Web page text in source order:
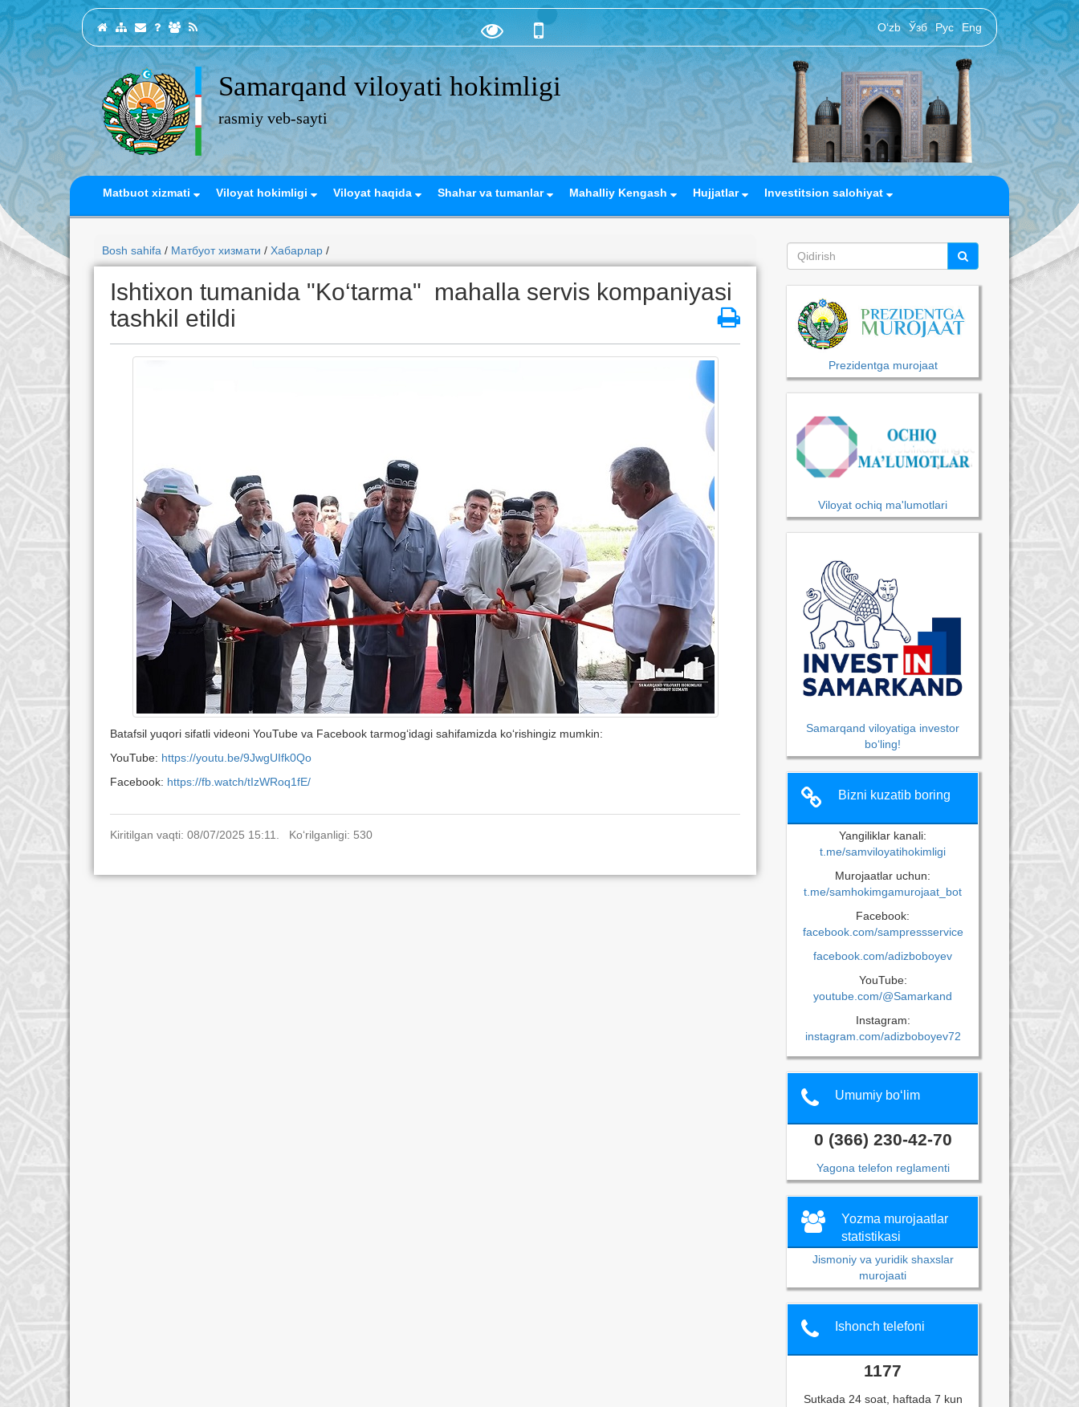
O‘zb Ўзб Рус Eng
Samarqand viloyati hokimligi
rasmiy veb-sayti
Matbuot xizmati Viloyat hokimligi Viloyat haqida Shahar va tumanlar Mahalliy Kengash Hujjatlar Investitsion salohiyat
Bosh sahifa / Матбуот хизмати / Хабарлар /
Ishtixon tumanida "Ko‘tarma" mahalla servis kompaniyasi
tashkil etildi
Batafsil yuqori sifatli videoni YouTube va Facebook tarmog‘idagi sahifamizda ko‘rishingiz mumkin:
YouTube: https://youtu.be/9JwgUIfk0Qo
Facebook: https://fb.watch/tIzWRoq1fE/
Kiritilgan vaqti: 08/07/2025 15:11. Ko‘rilganligi: 530
Prezidentga murojaat
Viloyat ochiq ma'lumotlari
Samarqand viloyatiga investor
bo‘ling!
Bizni kuzatib boring
Yangiliklar kanali:
t.me/samviloyatihokimligi
Murojaatlar uchun:
t.me/samhokimgamurojaat_bot
Facebook:
facebook.com/sampressservice
facebook.com/adizboboyev
YouTube:
youtube.com/@Samarkand
Instagram:
instagram.com/adizboboyev72
Umumiy bo‘lim
0 (366) 230-42-70
Yagona telefon reglamenti
Yozma murojaatlar
statistikasi
Jismoniy va yuridik shaxslar
murojaati
Ishonch telefoni
1177
Sutkada 24 soat, haftada 7 kun